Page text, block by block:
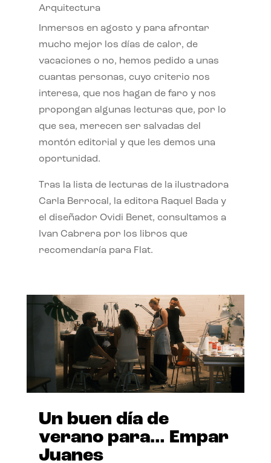
Arquitectura
Inmersos en agosto y para afrontar
mucho mejor los días de calor, de
vacaciones o no, hemos pedido a unas
cuantas personas, cuyo criterio nos
interesa, que nos hagan de faro y nos
propongan algunas lecturas que, por lo
que sea, merecen ser salvadas del
montón editorial y que les demos una
oportunidad.
Tras la lista de lecturas de la ilustradora
Carla Berrocal, la editora Raquel Bada y
el diseñador Ovidi Benet, consultamos a
Ivan Cabrera por los libros que
recomendaría para Flat.
Un buen día de
verano para… Empar
Juanes